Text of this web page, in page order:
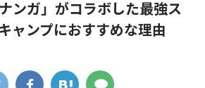
ンガ」がコラボした最強ス
ャンプにおすすめな理由